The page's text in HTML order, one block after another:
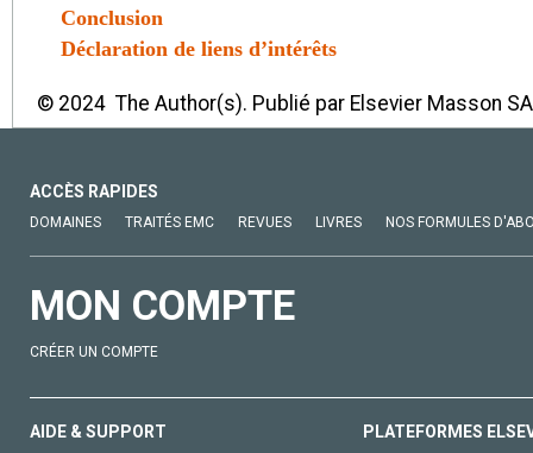
Conclusion
Déclaration de liens d’intérêts
© 2024 The Author(s). Publié par Elsevier Masson
ACCÈS RAPIDES
DOMAINES TRAITÉS EMC REVUES LIVRES NOS FORMULES
MON COMPTE
CRÉER UN COMPTE
AIDE & SUPPORT PLATEFORMES